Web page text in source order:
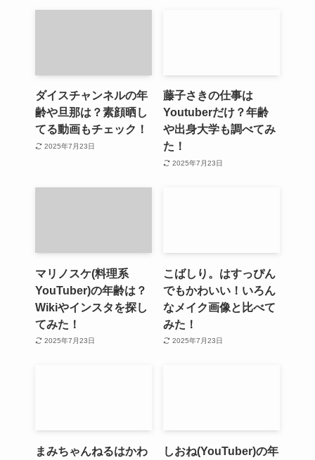
ダイスチャンネルの年
齢や旦那は？素顔晒し
てる動画もチェック！
2025年7月23日
藤子さきの仕事は
Youtuberだけ？年齢
や出身大学も調べてみ
た！
2025年7月23日
マリノスケ(料理系
YouTuber)の年齢は？
Wikiやインスタを探し
てみた！
2025年7月23日
こばしり。はすっぴん
でもかわいい！いろん
なメイク画像と比べて
みた！
2025年7月23日
まみちゃんねるはかわ
しおね(YouTuber)の年